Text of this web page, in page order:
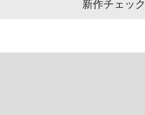
新作チェック